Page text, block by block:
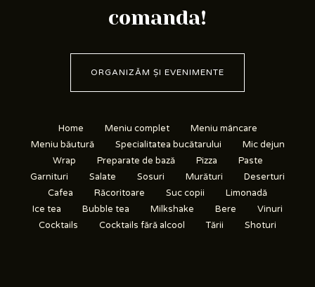
comanda!
ORGANIZĂM ȘI EVENIMENTE
Home Meniu complet
Meniu mâncare
Meniu băutură
Specialitatea bucătarului
Mic dejun
Wrap
Preparate de bază Pizza
Paste
Garnituri
Salate Sosuri Murături
Deserturi
Cafea
Răcoritoare Suc copii
Limonadă
Ice tea
Bubble tea Milkshake Bere
Vinuri
Cocktails
Cocktails fără alcool Tării Shoturi